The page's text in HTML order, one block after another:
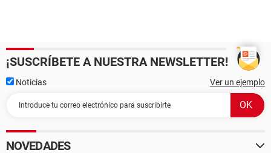
¡SUSCRÍBETE A NUESTRA NEWSLETTER!
Noticias Ver un ejemplo
NOVEDADES